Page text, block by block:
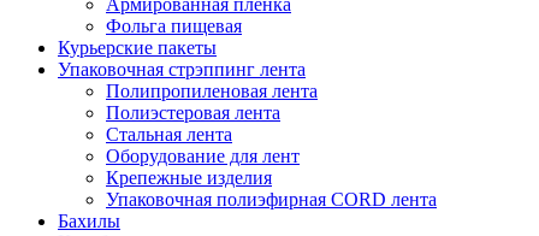
Фольга пищевая
Курьерские пакеты
Упаковочная стрэппинг лента
Полипропиленовая лента
Полиэстеровая лента
Стальная лента
Оборудование для лент
Крепежные изделия
Упаковочная полиэфирная CORD лента
Бахилы